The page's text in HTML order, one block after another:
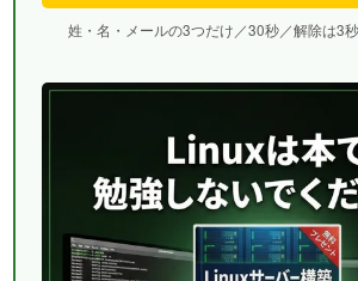
姓・名・メールの3つだけ／30秒／解除は3